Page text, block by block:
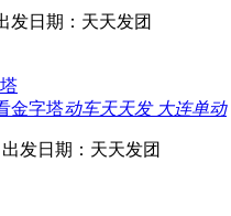
发日期：天天发团
金字塔动车天天发 大连单动
出发日期：天天发团